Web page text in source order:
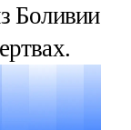
Боливии